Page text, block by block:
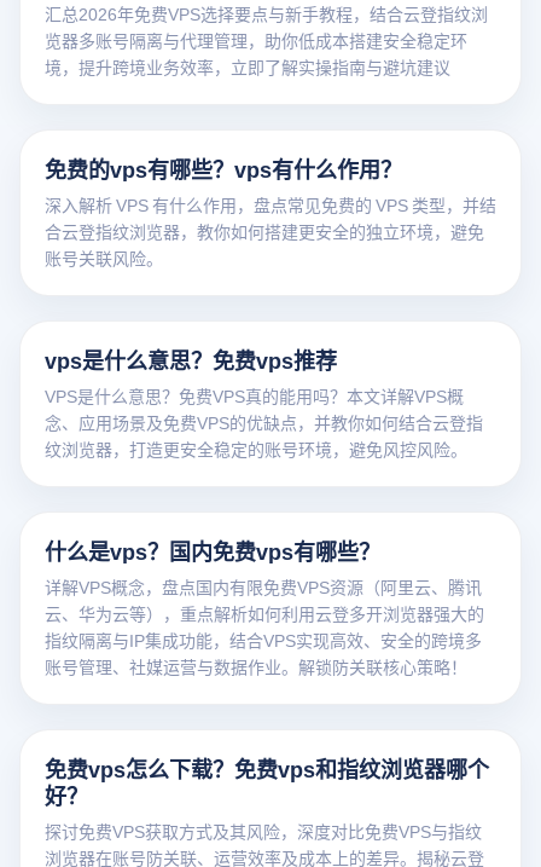
汇总2026年免费VPS选择要点与新手教程，结合云登指纹浏
览器多账号隔离与代理管理，助你低成本搭建安全稳定环
境，提升跨境业务效率，立即了解实操指南与避坑建议
免费的vps有哪些？vps有什么作用？
深入解析 VPS 有什么作用，盘点常见免费的 VPS 类型，并结
合云登指纹浏览器，教你如何搭建更安全的独立环境，避免
账号关联风险。
vps是什么意思？免费vps推荐
VPS是什么意思？免费VPS真的能用吗？本文详解VPS概
念、应用场景及免费VPS的优缺点，并教你如何结合云登指
纹浏览器，打造更安全稳定的账号环境，避免风控风险。
什么是vps？国内免费vps有哪些？
详解VPS概念，盘点国内有限免费VPS资源（阿里云、腾讯
云、华为云等），重点解析如何利用云登多开浏览器强大的
指纹隔离与IP集成功能，结合VPS实现高效、安全的跨境多
账号管理、社媒运营与数据作业。解锁防关联核心策略！
免费vps怎么下载？免费vps和指纹浏览器哪个
好？
探讨免费VPS获取方式及其风险，深度对比免费VPS与指纹
浏览器在账号防关联、运营效率及成本上的差异。揭秘云登